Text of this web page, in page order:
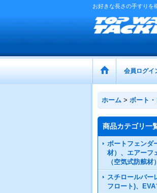
お好きな長さの手すりを
会員ログイ
ホーム > ボート
商品カテゴリ一
ボートフェンダ
材）、エアーフ
（空気式防舷材）
スチロールバー
フロート)、EVA